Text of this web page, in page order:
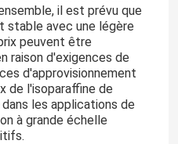
il est prévu que
stable avec une légère
peuvent être
raison d'exigences de
d'approvisionnement
de l'isoparaffine de
les applications de
à grande échelle